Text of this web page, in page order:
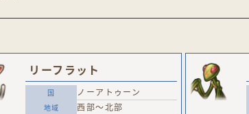
リーフラット
ノーアトゥーン
西部～北部